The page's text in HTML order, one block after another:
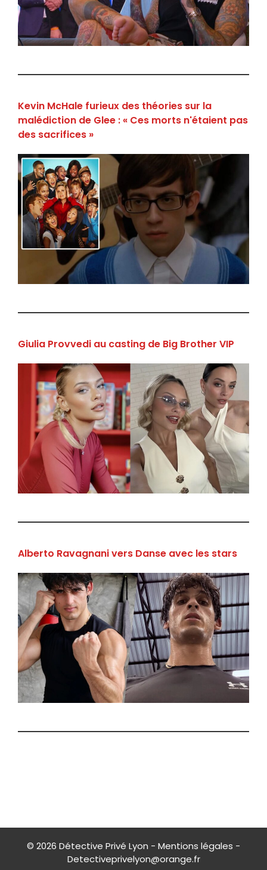
Kevin McHale furieux des théories sur la
malédiction de Glee : « Ces morts n'étaient pas
des sacrifices »
Giulia Provvedi au casting de Big Brother VIP
Alberto Ravagnani vers Danse avec les stars
© 2026 Détective Privé Lyon - Mentions légales -
Detectiveprivelyon@orange.fr